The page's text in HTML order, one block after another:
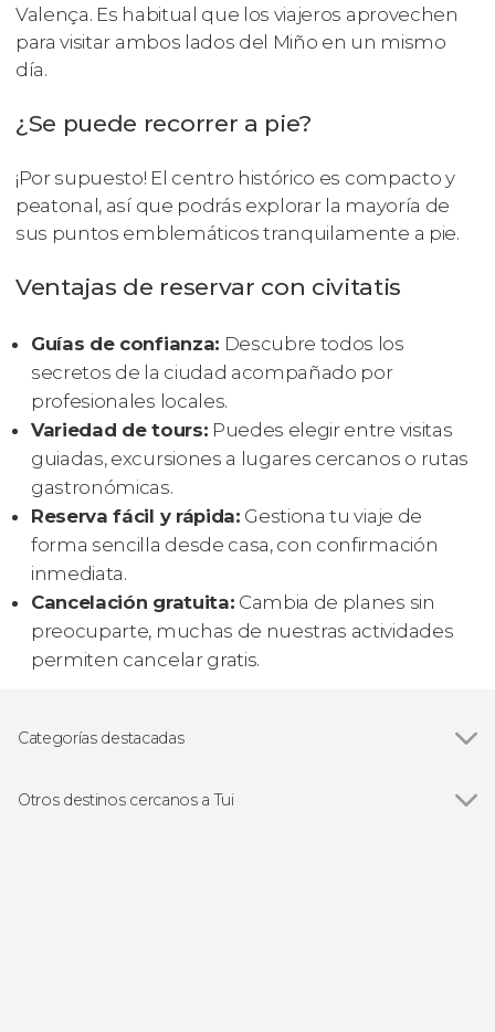
Valença. Es habitual que los viajeros aprovechen
para visitar ambos lados del Miño en un mismo
día.
¿Se puede recorrer a pie?
¡Por supuesto! El centro histórico es compacto y
peatonal, así que podrás explorar la mayoría de
sus puntos emblemáticos tranquilamente a pie.
Ventajas de reservar con civitatis
Guías de confianza: Descubre todos los
secretos de la ciudad acompañado por
profesionales locales.
Variedad de tours: Puedes elegir entre visitas
guiadas, excursiones a lugares cercanos o rutas
gastronómicas.
Reserva fácil y rápida: Gestiona tu viaje de
forma sencilla desde casa, con confirmación
inmediata.
Cancelación gratuita: Cambia de planes sin
preocuparte, muchas de nuestras actividades
permiten cancelar gratis.
Categorías destacadas
Otros destinos cercanos a Tui